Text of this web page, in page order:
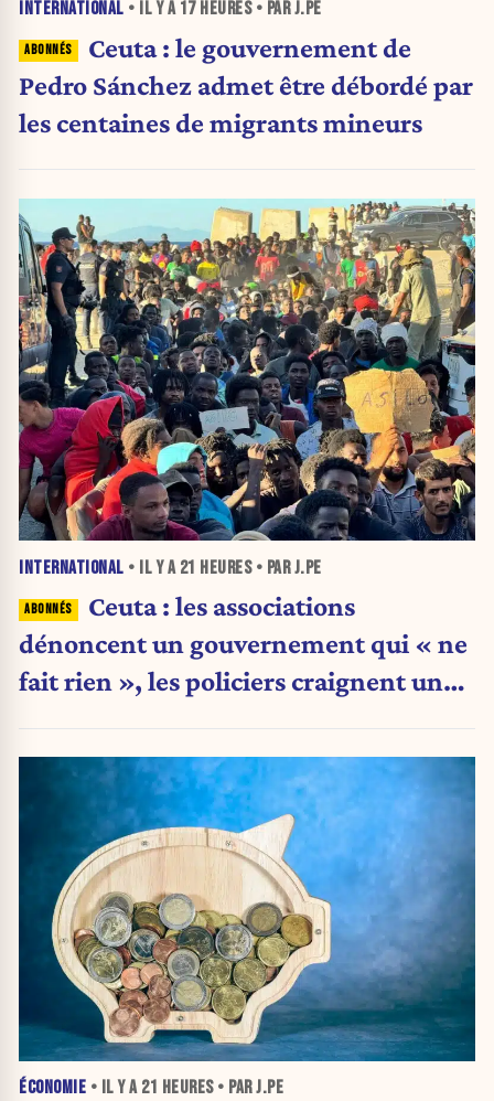
INTERNATIONAL • IL Y A 17 HEURES• PAR J.PE
Ceuta : le gouvernement de
Pedro Sánchez admet être débordé par
les centaines de migrants mineurs
INTERNATIONAL • IL Y A 21 HEURES• PAR J.PE
Ceuta : les associations
dénoncent un gouvernement qui « ne
fait rien », les policiers craignent une
ÉCONOMIE • IL Y A 21 HEURES• PAR J.PE